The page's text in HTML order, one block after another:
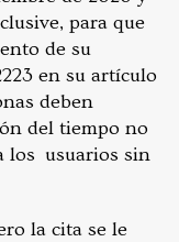
para que
de su
en su artículo
deben
del tiempo no
los usuarios sin
la cita se le